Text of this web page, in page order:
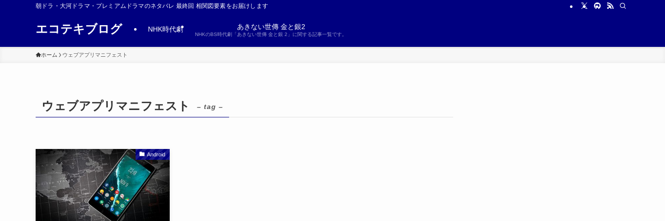
朝ドラ・大河ドラマ・プレミアムドラマのネタバレ 最終回 相関図要素をお届けします
エコテキブログ NHK時代劇 あきない世傳 金と銀2
NHKのBS時代劇「あきない世傳 金と銀 2」に関する記事一覧です。
ホーム ウェブアプリマニフェスト
ウェブアプリマニフェスト – tag –
Android